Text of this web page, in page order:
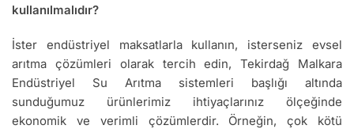
kullanılmalıdır?
İster endüstriyel maksatlarla kullanın, isterseniz evsel
arıtma çözümleri olarak tercih edin, Tekirdağ Malkara
Endüstriyel Su Arıtma sistemleri başlığı altında
sunduğumuz ürünlerimiz ihtiyaçlarınız ölçeğinde
ekonomik ve verimli çözümlerdir. Örneğin, çok kötü